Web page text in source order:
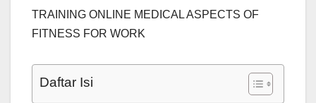
TRAINING ONLINE MEDICAL ASPECTS OF
FITNESS FOR WORK
Daftar Isi